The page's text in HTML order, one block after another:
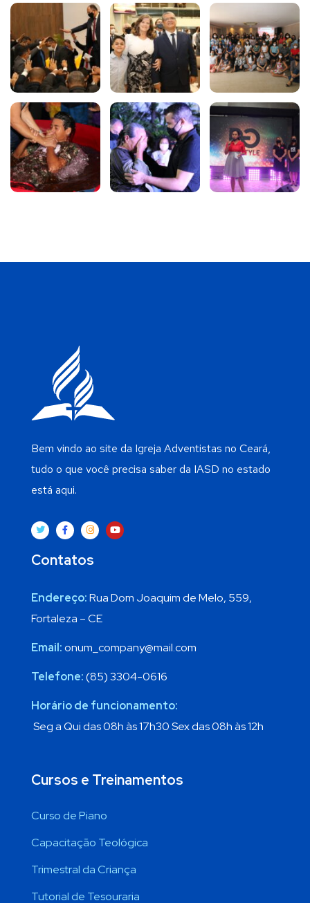
Bem vindo ao site da Igreja Adventistas no Ceará,
tudo o que você precisa saber da IASD no estado
está aqui.
Contatos
Endereço:Rua Dom Joaquim de Melo, 559,
Fortaleza – CE
Email:onum_company@mail.com
Telefone:(85) 3304-0616
Horário de funcionamento:
Seg a Qui das 08h às 17h30 Sex das 08h às 12h
Cursos e Treinamentos
Curso de Piano
Capacitação Teológica
Trimestral da Criança
Tutorial de Tesouraria